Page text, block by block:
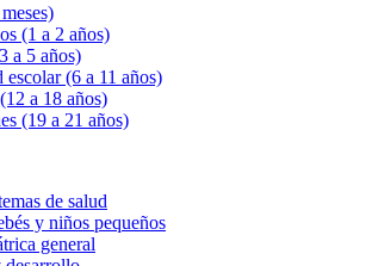
(1 a 2 años)
a 5 años)
escolar (6 a 11 años)
a 18 años)
(19 a 21 años)
de salud
y niños pequeños
general